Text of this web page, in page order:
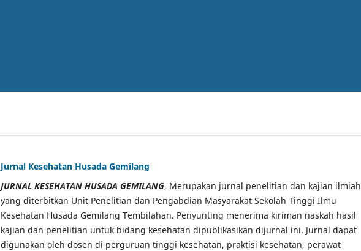
Jurnal Kesehatan Husada Gemilang
JURNAL KESEHATAN HUSADA GEMILANG, Merupakan jurnal penelitian dan kajian ilmiah
yang diterbitkan Unit Penelitian dan Pengabdian Masyarakat Sekolah Tinggi Ilmu
Kesehatan Husada Gemilang Tembilahan. Penyunting menerima kiriman naskah hasil
kajian dan penelitian untuk bidang kesehatan dipublikasikan dijurnal ini. Jurnal dapat
digunakan oleh dosen di perguruan tinggi kesehatan, praktisi kesehatan, perawat